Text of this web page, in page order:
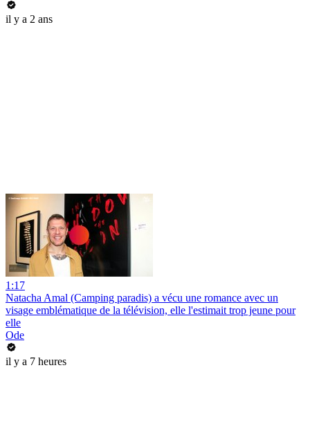
il y a 2 ans
1:17
Natacha Amal (Camping paradis) a vécu une romance avec un
visage emblématique de la télévision, elle l'estimait trop jeune pour
elle
Ode
il y a 7 heures